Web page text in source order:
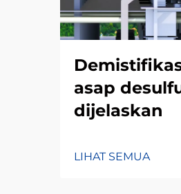
asap
dijelaskan
LIHAT SEMUA